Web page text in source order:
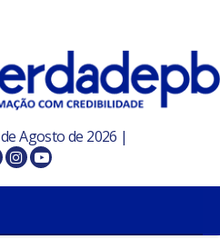
Agosto de 2026 |